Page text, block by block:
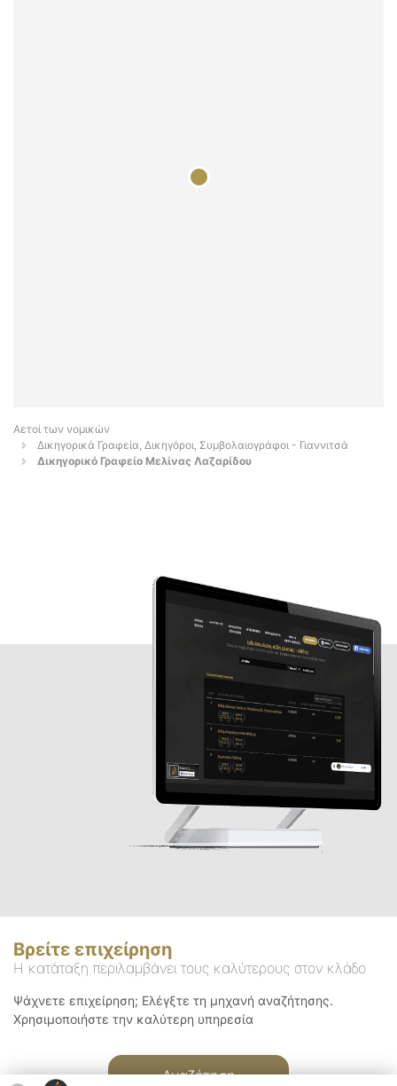
Αετοί των νομικών
Δικηγορικά Γραφεία, Δικηγόροι, Συμβολαιογράφοι - Γιαννιτσά
Δικηγορικό Γραφείο Μελίνας Λαζαρίδου
Βρείτε επιχείρηση
Η κατάταξη περιλαμβάνει τους καλύτερους στον κλάδο
Ψάχνετε επιχείρηση; Ελέγξτε τη μηχανή αναζήτησης.
Χρησιμοποιήστε την καλύτερη υπηρεσία
Αναζήτηση